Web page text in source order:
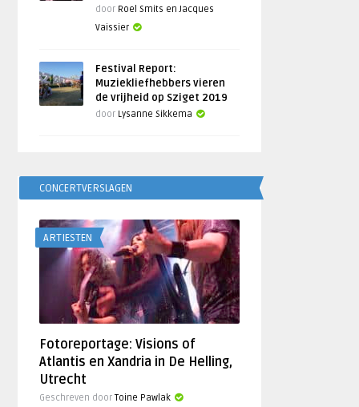
door Roel Smits en Jacques
Vaissier
Festival Report:
Muziekliefhebbers vieren
de vrijheid op Sziget 2019
door Lysanne Sikkema
CONCERTVERSLAGEN
ARTIESTEN
Fotoreportage: Visions of
Atlantis en Xandria in De Helling,
Utrecht
Geschreven doorToine Pawlak